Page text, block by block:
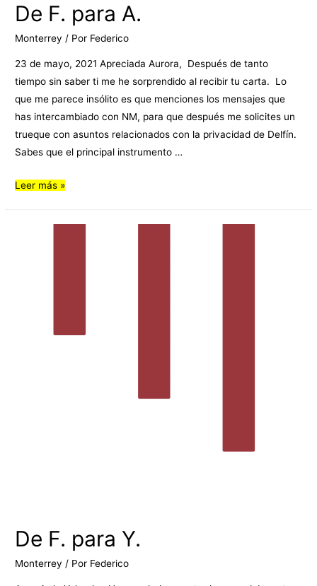
De F. para A.
Monterrey / Por Federico
23 de mayo, 2021 Apreciada Aurora, Después de tanto
tiempo sin saber ti me he sorprendido al recibir tu carta. Lo
que me parece insólito es que menciones los mensajes que
has intercambiado con NM, para que después me solicites un
trueque con asuntos relacionados con la privacidad de Delfín.
Sabes que el principal instrumento …
Leer más »
De F. para Y.
Monterrey / Por Federico